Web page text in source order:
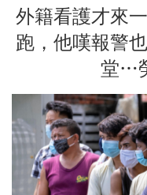
外籍看護才來
跑，他嘆報警
堂…